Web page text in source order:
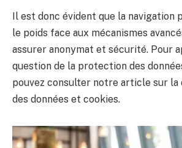
Il est donc évident que la navigation
le poids face aux mécanismes
assurer anonymat et sécurité. Pour
question de la protection des
pouvez consulter notre article sur la
des données et cookies.